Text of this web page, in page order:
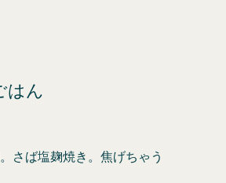
はん
さば塩麹焼き。焦げちゃう